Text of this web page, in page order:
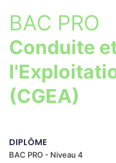
BAC PRO
Conduite
(CGEA)
DIPLÔME
BAC PRO - Niveau 4